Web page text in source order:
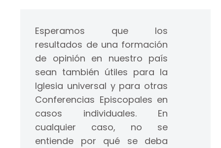
Esperamos que los
resultados de una formación
de opinión en nuestro país
sean también útiles para la
Iglesia universal y para otras
Conferencias Episcopales en
casos individuales. En
cualquier caso, no se
entiende por qué se deba